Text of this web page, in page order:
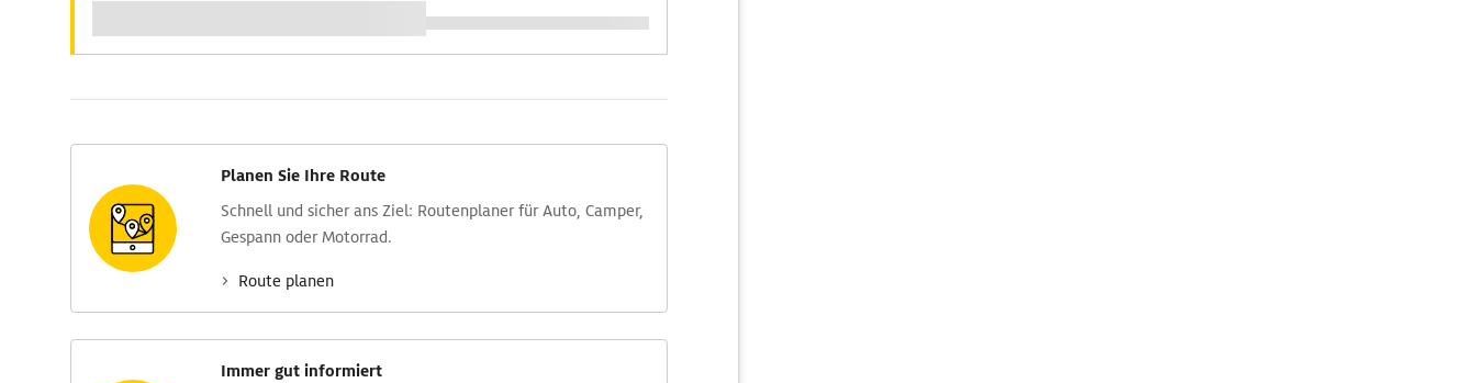
Planen Sie Ihre Route
Schnell und sicher ans Ziel: Routen­planer für Auto, Camper,
Gespann oder Motorrad.
Route planen
Immer gut informiert